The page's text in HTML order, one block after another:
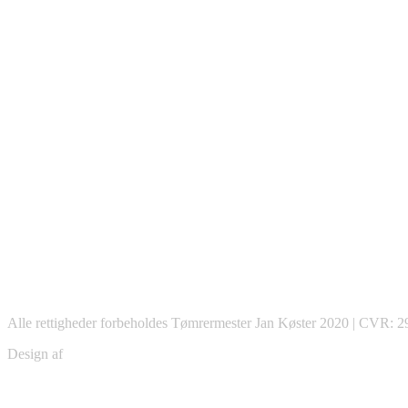
Alle rettigheder forbeholdes Tømrermester Jan Køster 2020 | CVR:
Design af